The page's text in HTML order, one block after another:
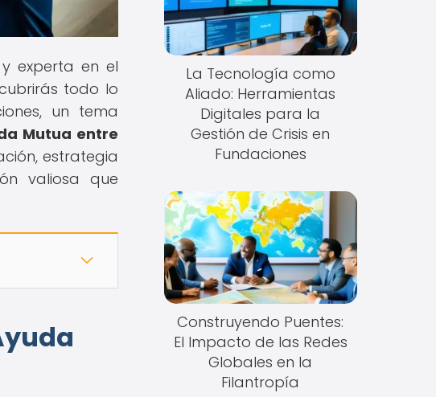
experta en el
todo lo
un tema
Mutua entre
estrategia
valiosa que
La Tecnología como
Aliado: Herramientas
Digitales para la
Gestión de Crisis en
Fundaciones
Construyendo Puentes:
El Impacto de las Redes
Globales en la
Filantropía